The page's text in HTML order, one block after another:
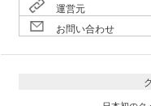
運営元
お問い合わせ